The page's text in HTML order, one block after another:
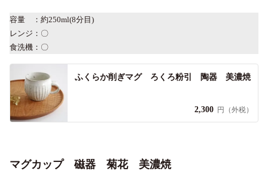
容量 ：約250ml(8分目)
レンジ：〇
食洗機：〇
ふくらか削ぎマグ ろくろ粉引 陶器 美濃焼
2,300 円（外税）
マグカップ 磁器 菊花 美濃焼